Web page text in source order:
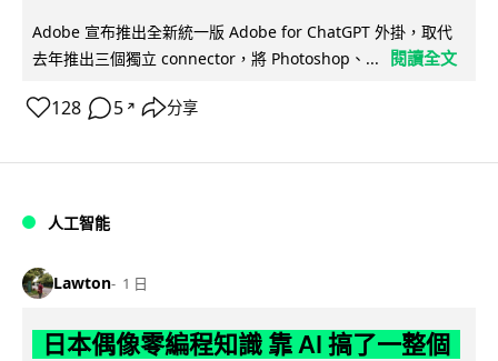
Adobe 宣布推出全新統一版 Adobe for ChatGPT 外掛，取代
去年推出三個獨立 connector，將 Photoshop、...
閱讀全文
128 5 ↗ 分享
人工智能
Lawton 1 日
日本偶像零編程知識 靠 AI 搞了一整個